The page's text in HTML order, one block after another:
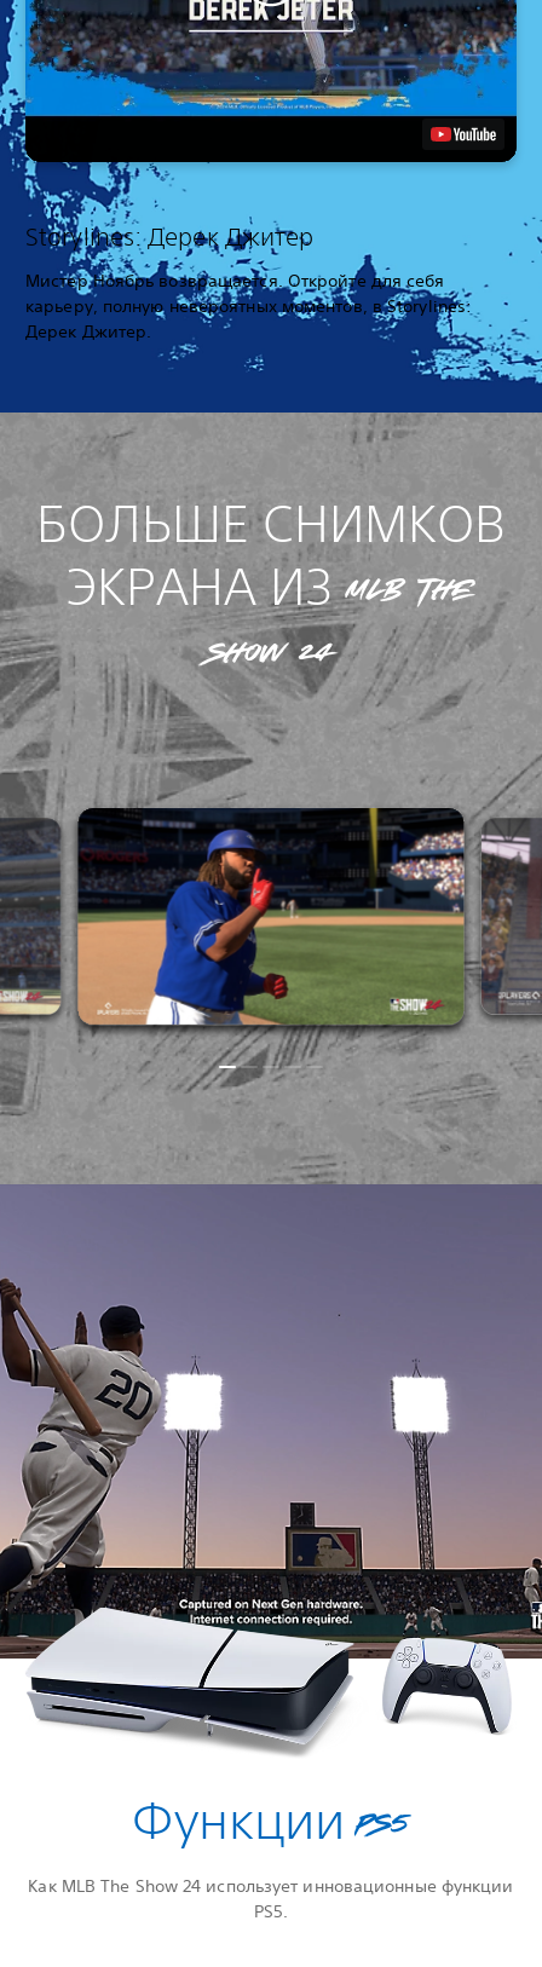
Storylines: Дерек Джитер
Мистер Ноябрь возвращается. Откройте для себя
карьеру, полную невероятных моментов, в Storylines:
Дерек Джитер.
БОЛЬШЕ СНИМКОВ
ЭКРАНА ИЗ MLB THE
SHOW 24
Функции PS5
Как MLB The Show 24 использует инновационные функции
PS5.